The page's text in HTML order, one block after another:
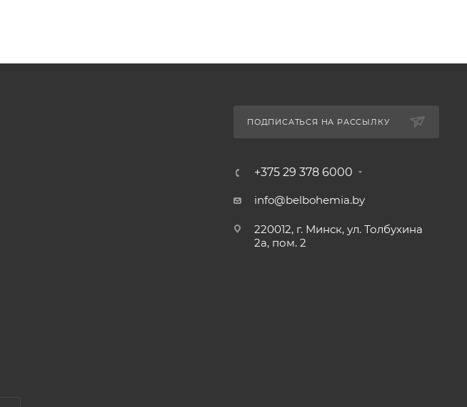
ПОДПИСАТЬСЯ НА РАССЫЛКУ
+375 29 378 6000
info@belbohemia.by
220012, г. Минск, ул. Толбухина
2а, пом. 2